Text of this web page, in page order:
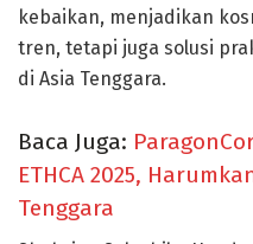
kebaikan, menjadikan
tren, tetapi juga solusi
di Asia Tenggara.
Baca Juga:
ETHCA 2025,
Tenggara